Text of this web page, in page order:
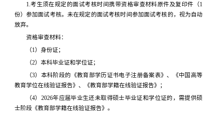
1.考生须在规定的面试考核时间携带资格审查材料原件及复印件（1
份）参加面试考核。未在规定的面试考核时间参加面试考核的，视为自动
放弃。
资格审查材料：
（1）身份证；
（2）本科毕业证和学位证；
（3）本科阶段的《教育部学历证书电子注册备案表》、《中国高等
教育学位在线验证报告》、《教育部学籍在线验证报告》；
（4）2026年应届毕业生还未取得硕士毕业证和学位证的，需提供硕
士阶段《教育部学籍在线验证报告》。